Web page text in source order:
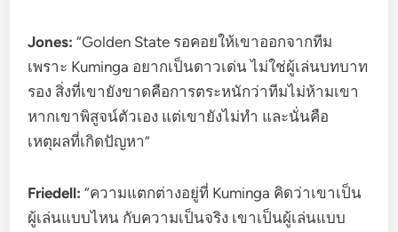
Jones: “Golden State รอคอยให้เขาออกจากทีม
เพราะ Kuminga อยากเป็นดาวเด่น ไม่ใช่ผู้เล่นบทบาท
รอง สิ่งที่เขายังขาดคือการตระหนักว่าทีมไม่ห้ามเขา
หากเขาพิสูจน์ตัวเอง แต่เขายังไม่ทำ และนั่นคือ
เหตุผลที่เกิดปัญหา”
Friedell: “ความแตกต่างอยู่ที่ Kuminga คิดว่าเขาเป็น
ผู้เล่นแบบไหน กับความเป็นจริง เขาเป็นผู้เล่นแบบ